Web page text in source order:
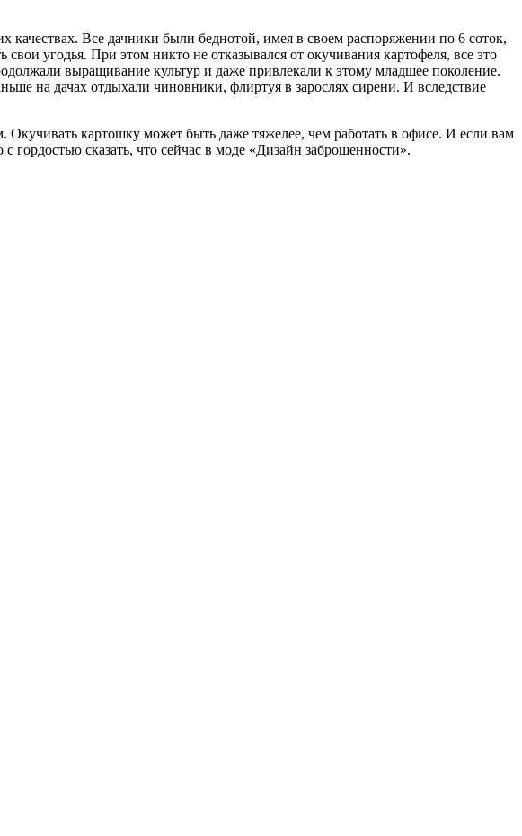
Все дачники были беднотой, имея в своем распоряжении по 6 соток,
угодья. При этом никто не отказывался от окучивания картофеля, все это
выращивание культур и даже привлекали к этому младшее поколение.
на дачах отдыхали чиновники, флиртуя в зарослях сирени. И вследствие
картошку может быть даже тяжелее, чем работать в офисе. И если вам
гордостью сказать, что сейчас в моде «Дизайн заброшенности».